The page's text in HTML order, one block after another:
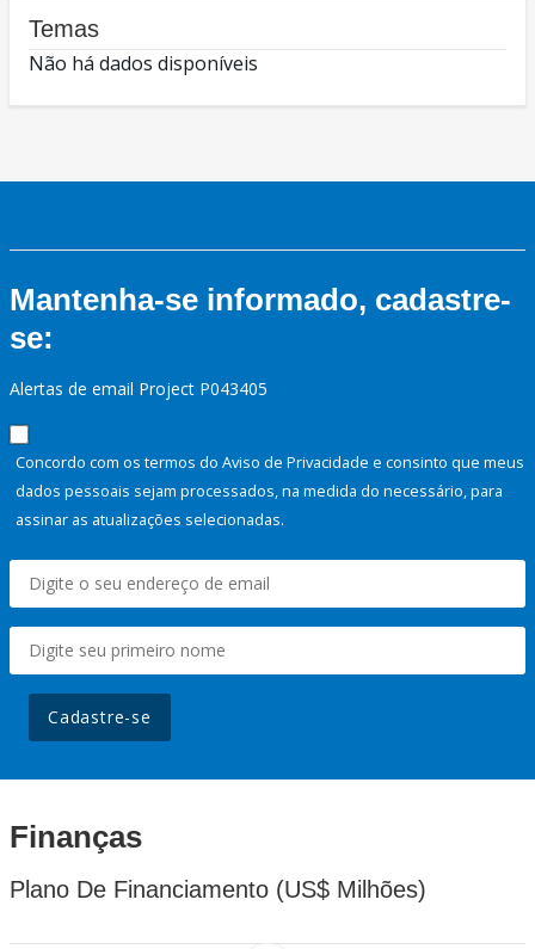
Temas
Não há dados disponíveis
Mantenha-se informado, cadastre-
se:
Alertas de email Project P043405
Concordo com os termos do Aviso de Privacidade e consinto que meus
dados pessoais sejam processados, na medida do necessário, para
assinar as atualizações selecionadas.
Cadastre-se
Finanças
Plano De Financiamento (US$ Milhões)